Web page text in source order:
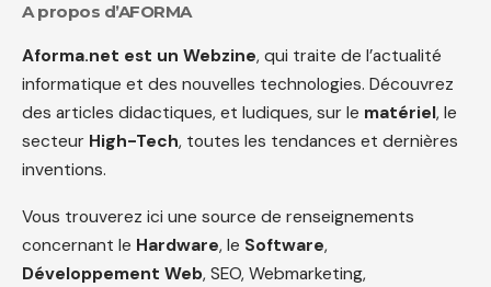
A propos d’AFORMA
Aforma.net est un Webzine, qui traite de l’actualité
informatique et des nouvelles technologies. Découvrez
des articles didactiques, et ludiques, sur le matériel, le
secteur High-Tech, toutes les tendances et dernières
inventions.
Vous trouverez ici une source de renseignements
concernant le Hardware, le Software,
Développement Web, SEO, Webmarketing,